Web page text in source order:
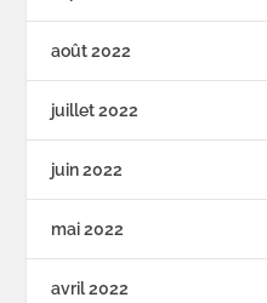
août 2022
juillet 2022
juin 2022
mai 2022
avril 2022